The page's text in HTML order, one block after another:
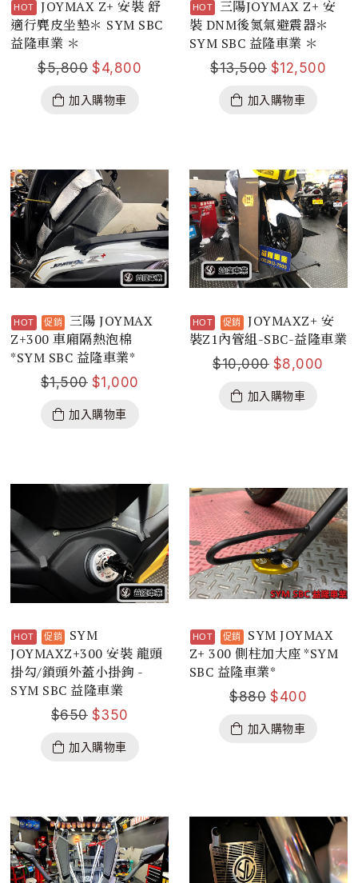
JOYMAX Z+ 安裝 舒
適行麂皮坐墊＊ SYM SBC
益隆車業 ＊
$5,800 $4,800
加入購物車
三陽JOYMAX Z+ 安
裝 DNM後氮氣避震器＊
SYM SBC 益隆車業 ＊
$13,500 $12,500
加入購物車
三陽 JOYMAX
Z+300 車廂隔熱泡棉
*SYM SBC 益隆車業*
$1,500 $1,000
加入購物車
JOYMAXZ+ 安
裝Z1內管組-SBC-益隆車業
$10,000 $8,000
加入購物車
SYM
JOYMAXZ+300 安裝 龍頭
掛勾/鎖頭外蓋小掛鉤 -
SYM SBC 益隆車業
$650 $350
加入購物車
SYM JOYMAX
Z+ 300 側柱加大座 *SYM
SBC 益隆車業*
$880 $400
加入購物車